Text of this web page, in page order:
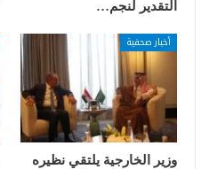
التقدير لنجم…
أخبار صحفية
وزير الخارجية يلتقي نظيره